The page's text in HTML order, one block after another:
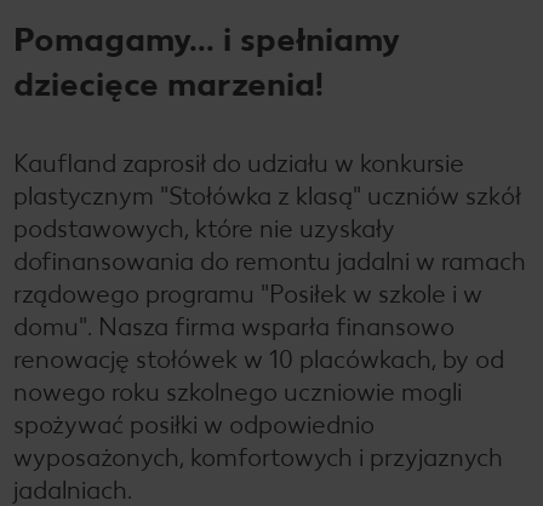
Pomagamy... i spełniamy
dziecięce marzenia!
Kaufland zaprosił do udziału w konkursie
plastycznym "Stołówka z klasą" uczniów szkół
podstawowych, które nie uzyskały
dofinansowania do remontu jadalni w ramach
rządowego programu "Posiłek w szkole i w
domu". Nasza firma wsparła finansowo
renowację stołówek w 10 placówkach, by od
nowego roku szkolnego uczniowie mogli
spożywać posiłki w odpowiednio
wyposażonych, komfortowych i przyjaznych
jadalniach.